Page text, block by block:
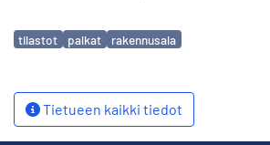
Avainsanat
tilastot palkat rakennusala
Tietueen kaikki tiedot